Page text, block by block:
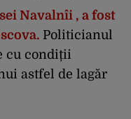
Navalnîi , a fost
Politicianul
cu condiții
astfel de lagăr